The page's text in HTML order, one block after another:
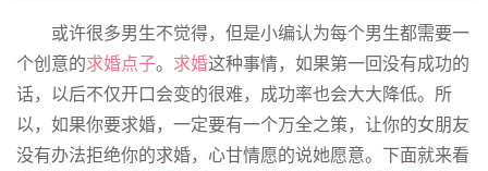
或许很多男生不觉得，但是小编认为每个男生都需要一
个创意的求婚点子。 求婚这种事情，如果第一回没有成功的
话，以后不仅开口会变的很难，成功率也会大大降低。所
以，如果你要求婚，一定要有一个万全之策，让你的女朋友
没有办法拒绝你的求婚，心甘情愿的说她愿意。下面就来看